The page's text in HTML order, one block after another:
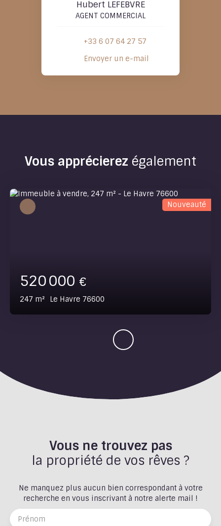
Hubert LEFEBVRE
AGENT COMMERCIAL
+33 6 07 64 27 57
Envoyer un e-mail
Vous apprécierez également
520 000 €
247 m² Le Havre 76600
Nouveauté
Vous ne trouvez pas
la propriété de vos rêves ?
Ne manquez plus aucun bien correspondant à votre
recherche en vous inscrivant à notre alerte mail !
Prénom